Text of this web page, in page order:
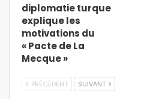
diplomatie turque
explique les
motivations du
« Pacte de La
Mecque »
PRÉCÉDENT SUIVANT